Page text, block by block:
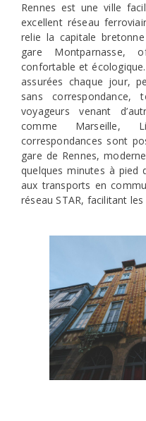
Rennes est une ville
excellent réseau
relie la capitale
gare Montparnasse,
confortable et
assurées chaque jour,
sans
voyageurs venant
comme Marseille,
correspondances sont
gare de Rennes,
quelques minutes à pied
aux transports en
réseau STAR, facilitant